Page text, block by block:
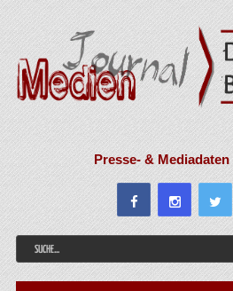
Presse- & Mediadaten